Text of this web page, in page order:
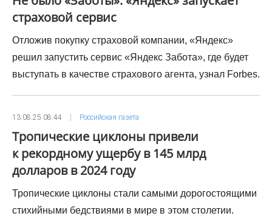
страховой сервис
Отложив покупку страховой компании, «Яндекс»
решил запустить сервис «Яндекс Забота», где будет
выступать в качестве страхового агента, узнал Forbes.
13.08.25 08:44 Российская газета
Тропические циклоны привели
к рекордному ущербу в 145 млрд
долларов в 2024 году
Тропические циклоны стали самыми дорогостоящими
стихийными бедствиями в мире в этом столетии.